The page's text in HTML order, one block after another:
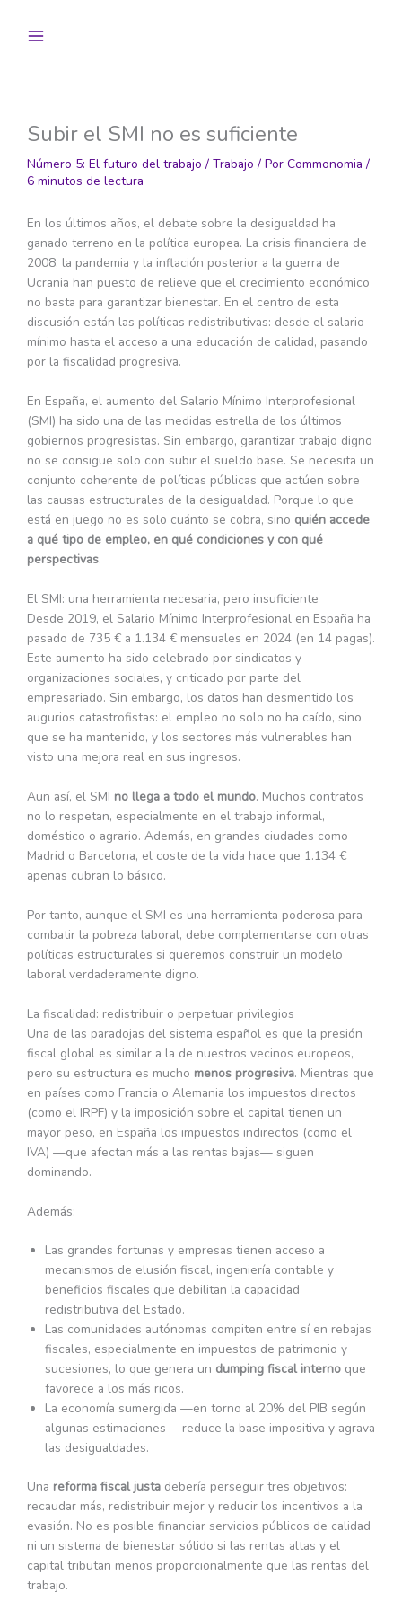
Subir el SMI no es suficiente
Número 5: El futuro del trabajo / Trabajo / Por Commonomia /
6 minutos de lectura
En los últimos años, el debate sobre la desigualdad ha
ganado terreno en la política europea. La crisis financiera de
2008, la pandemia y la inflación posterior a la guerra de
Ucrania han puesto de relieve que el crecimiento económico
no basta para garantizar bienestar. En el centro de esta
discusión están las políticas redistributivas: desde el salario
mínimo hasta el acceso a una educación de calidad, pasando
por la fiscalidad progresiva.
En España, el aumento del Salario Mínimo Interprofesional
(SMI) ha sido una de las medidas estrella de los últimos
gobiernos progresistas. Sin embargo, garantizar trabajo digno
no se consigue solo con subir el sueldo base. Se necesita un
conjunto coherente de políticas públicas que actúen sobre
las causas estructurales de la desigualdad. Porque lo que
está en juego no es solo cuánto se cobra, sino quién accede
a qué tipo de empleo, en qué condiciones y con qué
perspectivas.
El SMI: una herramienta necesaria, pero insuficiente
Desde 2019, el Salario Mínimo Interprofesional en España ha
pasado de 735 € a 1.134 € mensuales en 2024 (en 14 pagas).
Este aumento ha sido celebrado por sindicatos y
organizaciones sociales, y criticado por parte del
empresariado. Sin embargo, los datos han desmentido los
augurios catastrofistas: el empleo no solo no ha caído, sino
que se ha mantenido, y los sectores más vulnerables han
visto una mejora real en sus ingresos.
Aun así, el SMI no llega a todo el mundo. Muchos contratos
no lo respetan, especialmente en el trabajo informal,
doméstico o agrario. Además, en grandes ciudades como
Madrid o Barcelona, el coste de la vida hace que 1.134 €
apenas cubran lo básico.
Por tanto, aunque el SMI es una herramienta poderosa para
combatir la pobreza laboral, debe complementarse con otras
políticas estructurales si queremos construir un modelo
laboral verdaderamente digno.
La fiscalidad: redistribuir o perpetuar privilegios
Una de las paradojas del sistema español es que la presión
fiscal global es similar a la de nuestros vecinos europeos,
pero su estructura es mucho menos progresiva. Mientras que
en países como Francia o Alemania los impuestos directos
(como el IRPF) y la imposición sobre el capital tienen un
mayor peso, en España los impuestos indirectos (como el
IVA) —que afectan más a las rentas bajas— siguen
dominando.
Además:
Las grandes fortunas y empresas tienen acceso a
mecanismos de elusión fiscal, ingeniería contable y
beneficios fiscales que debilitan la capacidad
redistributiva del Estado.
Las comunidades autónomas compiten entre sí en rebajas
fiscales, especialmente en impuestos de patrimonio y
sucesiones, lo que genera un dumping fiscal interno que
favorece a los más ricos.
La economía sumergida —en torno al 20% del PIB según
algunas estimaciones— reduce la base impositiva y agrava
las desigualdades.
Una reforma fiscal justa debería perseguir tres objetivos:
recaudar más, redistribuir mejor y reducir los incentivos a la
evasión. No es posible financiar servicios públicos de calidad
ni un sistema de bienestar sólido si las rentas altas y el
capital tributan menos proporcionalmente que las rentas del
trabajo.